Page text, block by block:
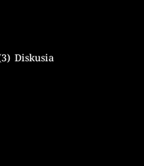
Diskusia